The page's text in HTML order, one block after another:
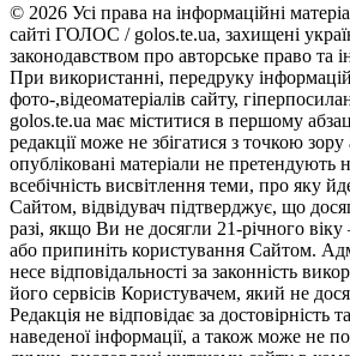
© 2026 Усі права на інформаційні
сайті ГОЛОС / golos.te.ua, захищені
законодавством про авторське право та
При використанні, передруку
фото-,відеоматеріалів сайту,
golos.te.ua має міститися в першому
редакції може не збігатися з точкою зору
опубліковані матеріали не претендують
всебічність висвітлення теми, про яку
Сайтом, відвідувач підтверджує, що
разі, якщо Ви не досягли 21-річного
або припиніть користування Сайтом.
несе відповідальності за законність
його сервісів Користувачем, який не
Редакція не відповідає за достовірність
наведеної інформації, а також може не